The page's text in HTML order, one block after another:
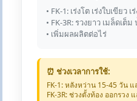
• FK-1: เร่งโต เร่งใบเขียว
• FK-3R: รวงยาว เมล็ดเต็
• เพิ่มผลผลิตต่อไร่
⏰ ช่วงเวลาการใช้:
FK-1: หลังหว่าน 15-45 วัน แ
FK-3R: ช่วงตั้งท้อง ออกรวง